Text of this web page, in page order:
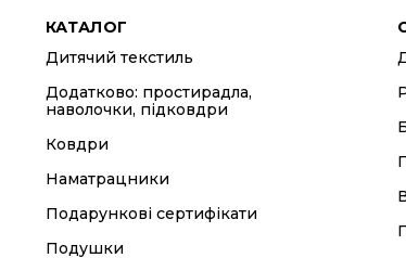
КАТАЛОГ
Дитячий текстиль
Додатково: простирадла,
наволочки, підковдри
Ковдри
Наматрацники
Подарункові сертифікати
Подушки